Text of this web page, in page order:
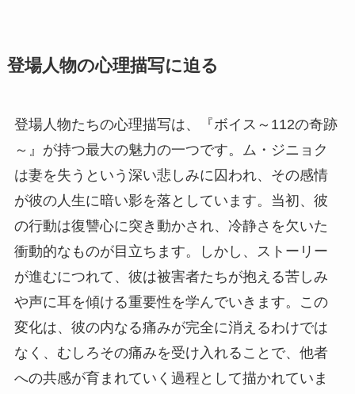
登場人物の心理描写に迫る
登場人物たちの心理描写は、『ボイス～112の奇跡
～』が持つ最大の魅力の一つです。ム・ジニョク
は妻を失うという深い悲しみに囚われ、その感情
が彼の人生に暗い影を落としています。当初、彼
の行動は復讐心に突き動かされ、冷静さを欠いた
衝動的なものが目立ちます。しかし、ストーリー
が進むにつれて、彼は被害者たちが抱える苦しみ
や声に耳を傾ける重要性を学んでいきます。この
変化は、彼の内なる痛みが完全に消えるわけでは
なく、むしろその痛みを受け入れることで、他者
への共感が育まれていく過程として描かれていま